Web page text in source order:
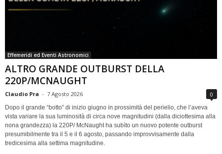
Effemeridi ed Eventi Astronomici
ALTRO GRANDE OUTBURST DELLA
220P/MCNAUGHT
Claudio Pra - 7 Agosto 2026 0
Dopo il grande “botto” di inizio giugno in prossimità del perielio, che l’aveva
vista variare la sua luminosità di circa nove magnitudini (dalla diciottesima alla
nona grandezza) la 220P/ McNaught ha subìto un nuovo potente outburst
presumibilmente tra il 5 e il 6 agosto, passando improvvisamente dalla
tredicesima alla settima magnitudine.